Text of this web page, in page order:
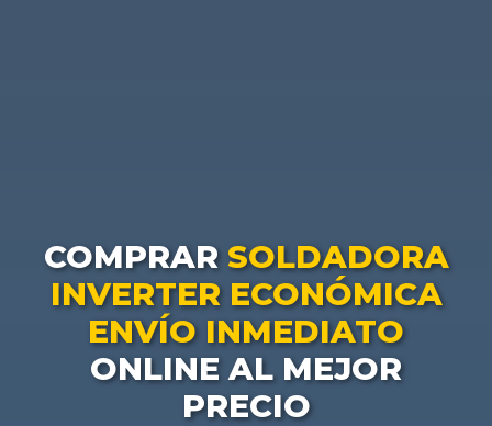
COMPRAR SOLDADORA
INVERTER ECONÓMICA
ENVÍO INMEDIATO
ONLINE AL MEJOR
PRECIO